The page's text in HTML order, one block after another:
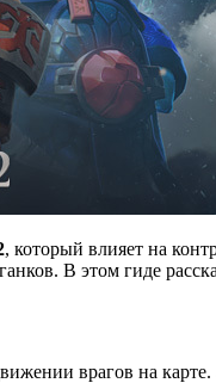
, который влияет на
В этом гиде
врагов на карте.